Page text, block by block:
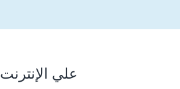
تحويل HTML علي الإنترنت